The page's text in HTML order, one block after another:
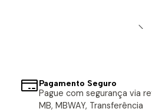
Pagamento Seguro
Pague com segurança via
MB, MBWAY, Transferência